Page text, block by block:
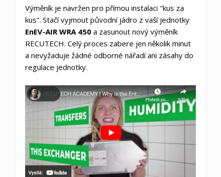
Výměník je navržen pro přímou instalaci "kus za
kus". Stačí vyjmout původní jádro z vaší jednotky
EnEV-AIR WRA 450 a zasunout nový výměník
RECUTECH. Celý proces zabere jen několik minut
a nevyžaduje žádné odborné nářadí ani zásahy do
regulace jednotky.